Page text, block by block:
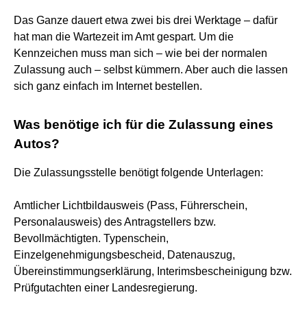
Das Ganze dauert etwa zwei bis drei Werktage – dafür
hat man die Wartezeit im Amt gespart. Um die
Kennzeichen muss man sich – wie bei der normalen
Zulassung auch – selbst kümmern. Aber auch die lassen
sich ganz einfach im Internet bestellen.
Was benötige ich für die Zulassung eines
Autos?
Die Zulassungsstelle benötigt folgende Unterlagen:
Amtlicher Lichtbildausweis (Pass, Führerschein,
Personalausweis) des Antragstellers bzw.
Bevollmächtigten. Typenschein,
Einzelgenehmigungsbescheid, Datenauszug,
Übereinstimmungserklärung, Interimsbescheinigung bzw.
Prüfgutachten einer Landesregierung.